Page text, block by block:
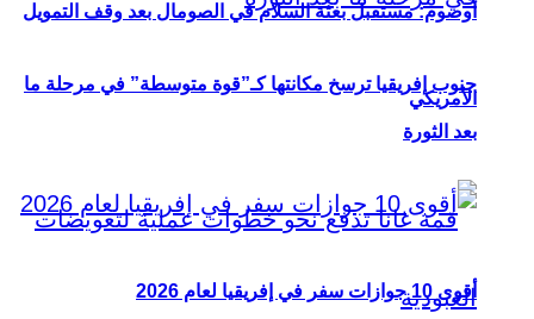
أوصوم: مستقبل بعثة السلام في الصومال بعد وقف التمويل
الأمريكي
جنوب إفريقيا ترسخ مكانتها كـ”قوة متوسطة” في مرحلة ما
بعد الثورة
أقوى 10 جوازات سفر في إفريقيا لعام 2026